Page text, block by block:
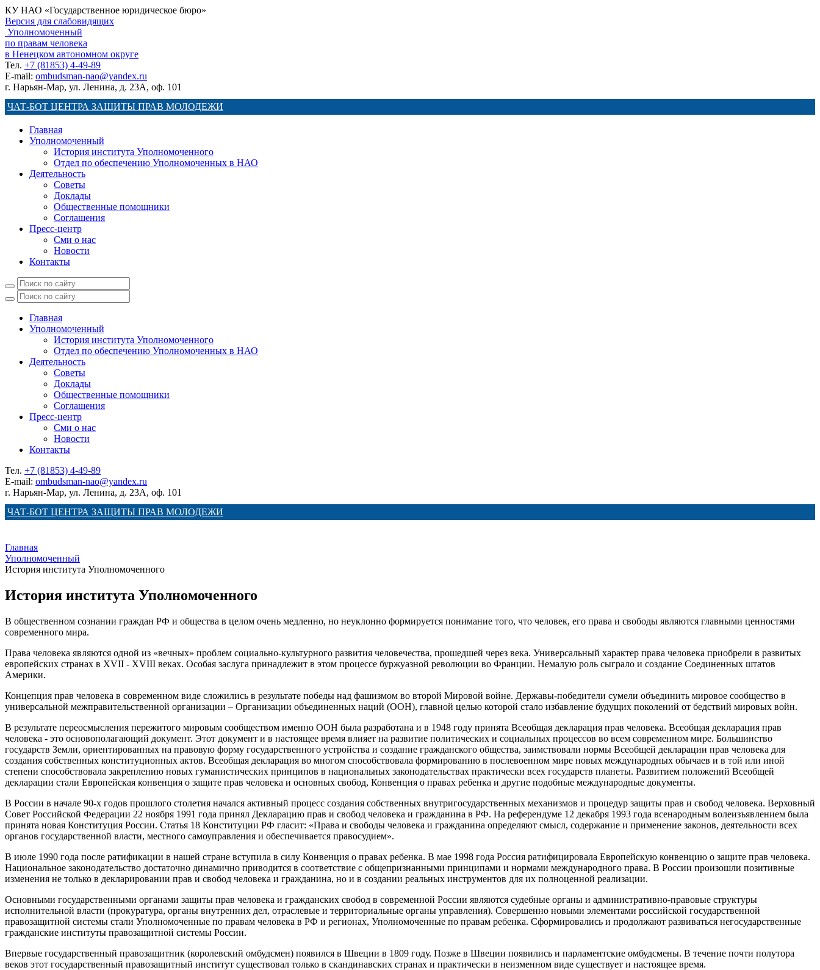
КУ НАО «Государственное юридическое бюро»
Версия для слабовидящих
Уполномоченный
по правам человека
в Ненецком автономном округе
Тел. +7 (81853) 4-49-89
E-mail: ombudsman-nao@yandex.ru
г. Нарьян-Мар, ул. Ленина, д. 23А, оф. 101
ЧАТ-БОТ ЦЕНТРА ЗАЩИТЫ ПРАВ МОЛОДЕЖИ
Главная
Уполномоченный
История института Уполномоченного
Отдел по обеспечению Уполномоченных в НАО
Деятельность
Советы
Доклады
Общественные помощники
Соглашения
Пресс-центр
Сми о нас
Новости
Контакты
Главная
Уполномоченный
История института Уполномоченного
Отдел по обеспечению Уполномоченных в НАО
Деятельность
Советы
Доклады
Общественные помощники
Соглашения
Пресс-центр
Сми о нас
Новости
Контакты
Тел. +7 (81853) 4-49-89
E-mail: ombudsman-nao@yandex.ru
г. Нарьян-Мар, ул. Ленина, д. 23А, оф. 101
ЧАТ-БОТ ЦЕНТРА ЗАЩИТЫ ПРАВ МОЛОДЕЖИ
Главная
Уполномоченный
История института Уполномоченного
История института Уполномоченного
В общественном сознании граждан РФ и общества в целом очень медленно, но неуклонно формируется понимание того, что человек, его права и свободы являются главными ценностями
современного мира.
Права человека являются одной из «вечных» проблем социально-культурного развития человечества, прошедшей через века. Универсальный характер права человека приобрели в развитых
европейских странах в XVII - XVIII веках. Особая заслуга принадлежит в этом процессе буржуазной революции во Франции. Немалую роль сыграло и создание Соединенных штатов
Америки.
Концепция прав человека в современном виде сложились в результате победы над фашизмом во второй Мировой войне. Державы-победители сумели объединить мировое сообщество в
универсальной межправительственной организации – Организации объединенных наций (ООН), главной целью которой стало избавление будущих поколений от бедствий мировых войн.
В результате переосмысления пережитого мировым сообществом именно ООН была разработана и в 1948 году принята Всеобщая декларация прав человека. Всеобщая декларация прав
человека - это основополагающий документ. Этот документ и в настоящее время влияет на развитие политических и социальных процессов во всем современном мире. Большинство
государств Земли, ориентированных на правовую форму государственного устройства и создание гражданского общества, заимствовали нормы Всеобщей декларации прав человека для
создания собственных конституционных актов. Всеобщая декларация во многом способствовала формированию в послевоенном мире новых международных обычаев и в той или иной
степени способствовала закреплению новых гуманистических принципов в национальных законодательствах практически всех государств планеты. Развитием положений Всеобщей
декларации стали Европейская конвенция о защите прав человека и основных свобод, Конвенция о правах ребенка и другие подобные международные документы.
В России в начале 90-х годов прошлого столетия начался активный процесс создания собственных внутригосударственных механизмов и процедур защиты прав и свобод человека. Верховный
Совет Российской Федерации 22 ноября 1991 года принял Декларацию прав и свобод человека и гражданина в РФ. На референдуме 12 декабря 1993 года всенародным волеизъявлением была
принята новая Конституция России. Статья 18 Конституции РФ гласит: «Права и свободы человека и гражданина определяют смысл, содержание и применение законов, деятельности всех
органов государственной власти, местного самоуправления и обеспечивается правосудием».
В июле 1990 года после ратификации в нашей стране вступила в силу Конвенция о правах ребенка. В мае 1998 года Россия ратифицировала Европейскую конвенцию о защите прав человека.
Национальное законодательство достаточно динамично приводится в соответствие с общепризнанными принципами и нормами международного права. В России произошли позитивные
изменения не только в декларировании прав и свобод человека и гражданина, но и в создании реальных инструментов для их полноценной реализации.
Основными государственными органами защиты прав человека и гражданских свобод в современной России являются судебные органы и административно-правовые структуры
исполнительной власти (прокуратура, органы внутренних дел, отраслевые и территориальные органы управления). Совершенно новыми элементами российской государственной
правозащитной системы стали Уполномоченные по правам человека в РФ и регионах, Уполномоченные по правам ребенка. Сформировались и продолжают развиваться негосударственные
гражданские институты правозащитной системы России.
Впервые государственный правозащитник (королевский омбудсмен) появился в Швеции в 1809 году. Позже в Швеции появились и парламентские омбудсмены. В течение почти полутора
веков этот государственный правозащитный институт существовал только в скандинавских странах и практически в неизменном виде существует и настоящее время.